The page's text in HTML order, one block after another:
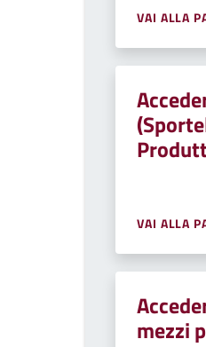
VAI ALLA
VAI ALLA
mezzi